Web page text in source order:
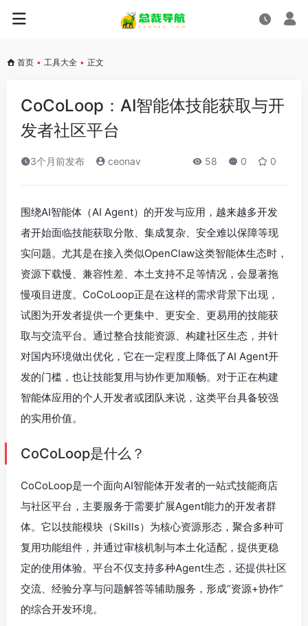
首页 • 工具大全 • 正文
CoCoLoop：AI智能体技能获取与开
发者社区平台
3个月前发布 ceonav 58 0 0
围绕AI智能体（AI Agent）的开发与应用，越来越多开发
者开始面临技能获取分散、集成复杂、安全难以保障等现
实问题。尤其是在接入类似OpenClaw这类智能体生态时，
资源下载慢、兼容性差、本土支持不足等情况，会显著拖
慢项目进度。CoCoLoop正是在这样的需求背景下出现，
试图为开发者提供一个更集中、更安全、更易用的技能获
取与交流平台。通过整合技能资源、构建社区生态，并针
对国内环境做出优化，它在一定程度上降低了AI Agent开
发的门槛，也让技能复用与协作更加顺畅。对于正在构建
智能体应用的个人开发者或团队来说，这类平台具备较强
的实用价值。
CoCoLoop是什么？
CoCoLoop是一个面向AI智能体开发者的一站式技能商店
与社区平台，主要服务于需要扩展Agent能力的开发者群
体。它以技能模块（Skills）为核心资源形态，聚合多种可
复用功能组件，并通过审核机制与本土化适配，提供更稳
定的使用体验。平台不仅支持多种Agent生态，还提供社区
交流、经验分享与问题解答等辅助服务，形成“资源+协作”
的综合开发环境。